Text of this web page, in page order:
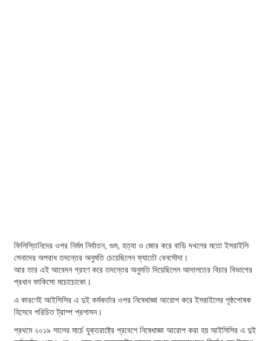
ফিলিস্তিনিদের ওপর নির্মম নির্যাতন, গুম, হত্যা ও জোর করে বাড়ি দখলের মতো ইসরাইলি
সেনাদের অপরাধ তদন্তের অনুমতি চেয়েছিলেন ফ্যাতৌ বেনসৌদা।
আর তার এই আবেদন গ্রহণ করে তদন্তের অনুমতি দিয়েছিলেন আদালতের বিচার বিভাগের
প্রধান ফাকিসো মচোচোকো।
এ কারণেই আইসিসির এ দুই কর্মকর্তার ওপর নিষেধাজ্ঞা আরোপ করে ইসরাইলের পৃষ্ঠপোষক
হিসেবে পরিচিত ট্রাম্প প্রশাসন।
প্রথমে ২০১৯ সালের মার্চে যুক্তরাষ্ট্রে প্রবেশে নিষেধাজ্ঞা আরোপ করা হয় আইসিসির এ দুই